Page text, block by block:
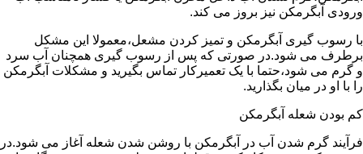
ورودی آبگرمکن نیز بروز می کند.
با رسوب گیری آبگرمکن و تمیز کردن مشعل،معمولا این مشکل
برطرف می شود.در صورتی که پس از رسوب گیری همچنان آب سرد
و گرم می شود،حتما با یک تعمیرکار تماس بگیرید و مشکلات آبگرمکن
را با او در میان بگذارید.
کم بودن شعله آبگرمکن
فرآیند گرم شدن آب در آبگرمکن با روشن شدن شعله آغاز می شود.در